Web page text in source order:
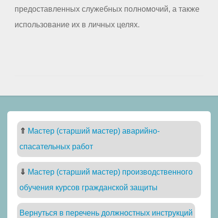
предоставленных служебных полномочий, а также
использование их в личных целях.
⇑ Мастер (старший мастер) аварийно-
спасательных работ
⇓ Мастер (старший мастер) производственного
обучения курсов гражданской защиты
Вернуться в перечень должностных инструкций